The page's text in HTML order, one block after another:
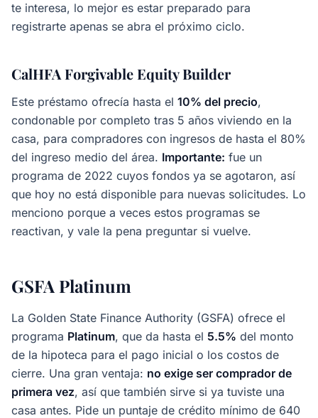
te interesa, lo mejor es estar preparado para
registrarte apenas se abra el próximo ciclo.
CalHFA Forgivable Equity Builder
Este préstamo ofrecía hasta el 10% del precio,
condonable por completo tras 5 años viviendo en la
casa, para compradores con ingresos de hasta el 80%
del ingreso medio del área. Importante: fue un
programa de 2022 cuyos fondos ya se agotaron, así
que hoy no está disponible para nuevas solicitudes. Lo
menciono porque a veces estos programas se
reactivan, y vale la pena preguntar si vuelve.
GSFA Platinum
La Golden State Finance Authority (GSFA) ofrece el
programa Platinum, que da hasta el 5.5% del monto
de la hipoteca para el pago inicial o los costos de
cierre. Una gran ventaja: no exige ser comprador de
primera vez, así que también sirve si ya tuviste una
casa antes. Pide un puntaje de crédito mínimo de 640